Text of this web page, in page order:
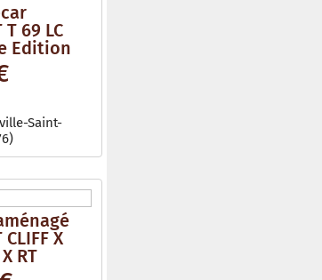
T 69 LC
Edition
Saint-
CLIFF X
RT